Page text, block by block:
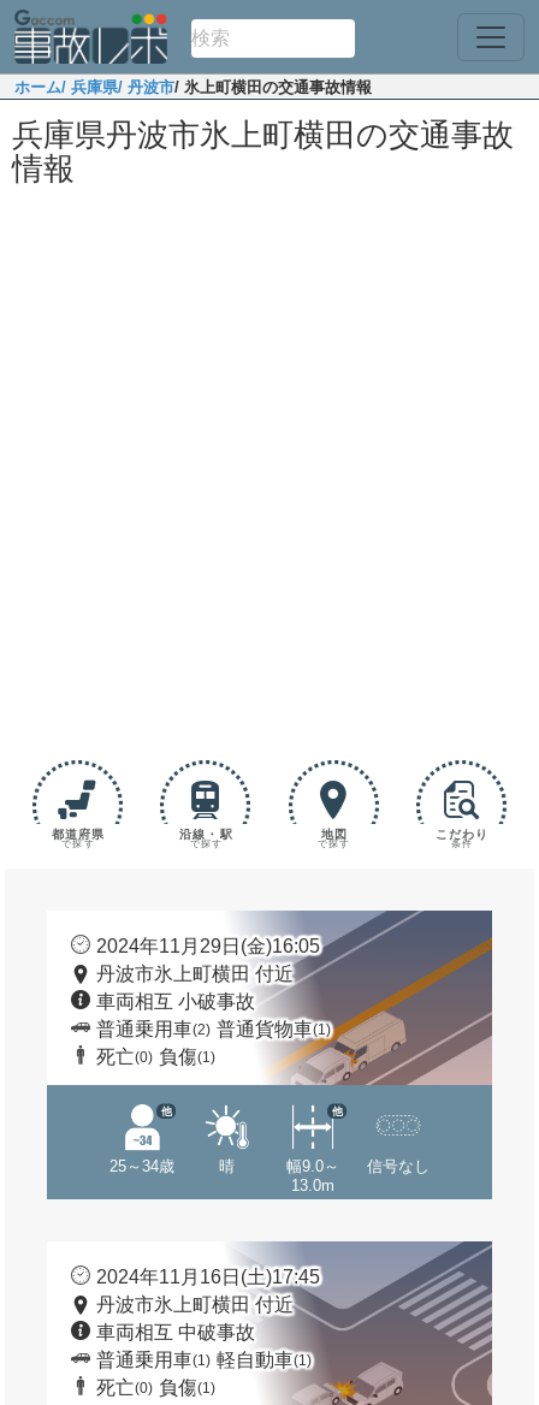
ホーム/ 兵庫県/ 丹波市/ 氷上町横田の交通事故情報
兵庫県丹波市氷上町横田の交通事故
情報
都道府県
で探す
沿線・駅
で探す
地図
で探す
こだわり
条件
2024年11月29日(金)16:05
丹波市氷上町横田 付近
車両相互 小破事故
普通乗用車(2) 普通貨物車(1)
死亡(0) 負傷(1)
25～34歳
他
晴
幅9.0～
13.0m
他
信号なし
2024年11月16日(土)17:45
丹波市氷上町横田 付近
車両相互 中破事故
普通乗用車(1) 軽自動車(1)
死亡(0) 負傷(1)